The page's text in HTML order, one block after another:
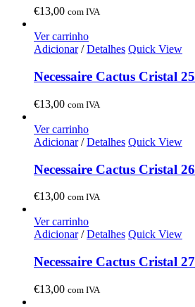
€13,00 com IVA
Ver carrinho
Adicionar/ Detalhes Quick View
Necessaire Cactus Cristal 25
€13,00 com IVA
Ver carrinho
Adicionar/ Detalhes Quick View
Necessaire Cactus Cristal 26
€13,00 com IVA
Ver carrinho
Adicionar/ Detalhes Quick View
Necessaire Cactus Cristal 27
€13,00 com IVA